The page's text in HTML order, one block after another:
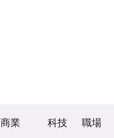
商業 科技 職場